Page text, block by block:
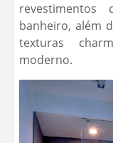
banheiro, além
texturas
moderno.